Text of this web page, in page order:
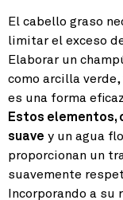
El cabello graso
limitar el exceso
Elaborar un
como arcilla
es una forma
Estos elementos,
suave y un agua
proporcionan un
suavemente
Incorporando a